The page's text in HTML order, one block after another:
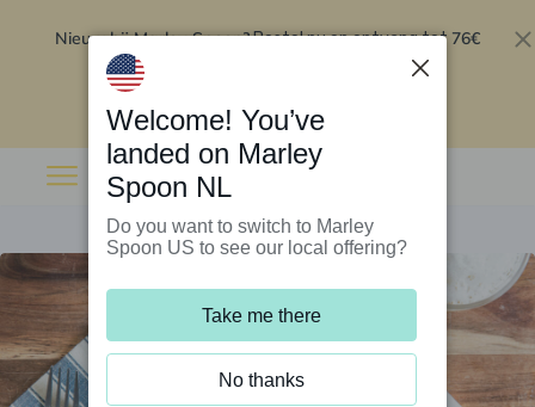
Nieuw bij Marley Spoon?Bestel nu en ontvang tot 76€
Welcome! You’ve
landed on Marley
Spoon NL
Do you want to switch to Marley
Spoon US to see our local offering?
Take me there
No thanks